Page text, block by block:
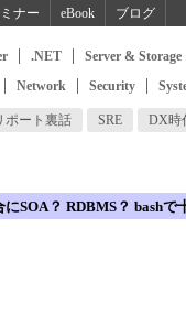
ナー eBook ブログ
.NET
Server & Storage
Network Security
ポート裏話 SRE DX時
にSOA？ RDBMS？ bashで